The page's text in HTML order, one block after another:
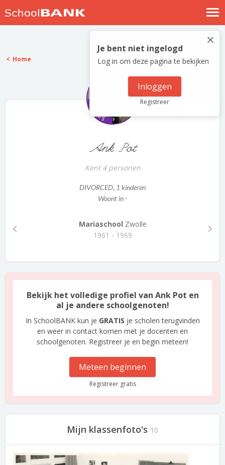
Nostalgische verhalen
Log in
Meld je gratis aan
×
Je bent niet ingelogd
Log in om deze pagina te bekijken
Inloggen
Registreer
Home
Ank Pot
Kent 4 personen
DIVORCED, 1 kinderen
Woont in -
Mariaschool Zwolle
1961 - 1969
Bekijk het volledige profiel van Ank Pot en
al je andere schoolgenoten!
In SchoolBANK kun je GRATIS je scholen terugvinden
en weer in contact komen met je docenten en
schoolgenoten. Registreer je en begin meteen!
Meteen beginnen
Registreer gratis
Mijn klassenfoto's 10